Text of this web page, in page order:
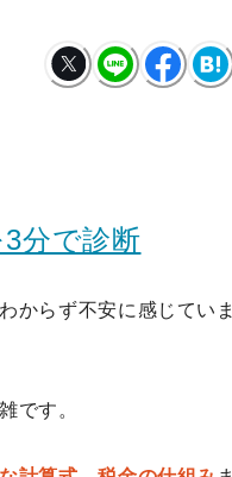
分で診断
からず不安に感じていま
です。